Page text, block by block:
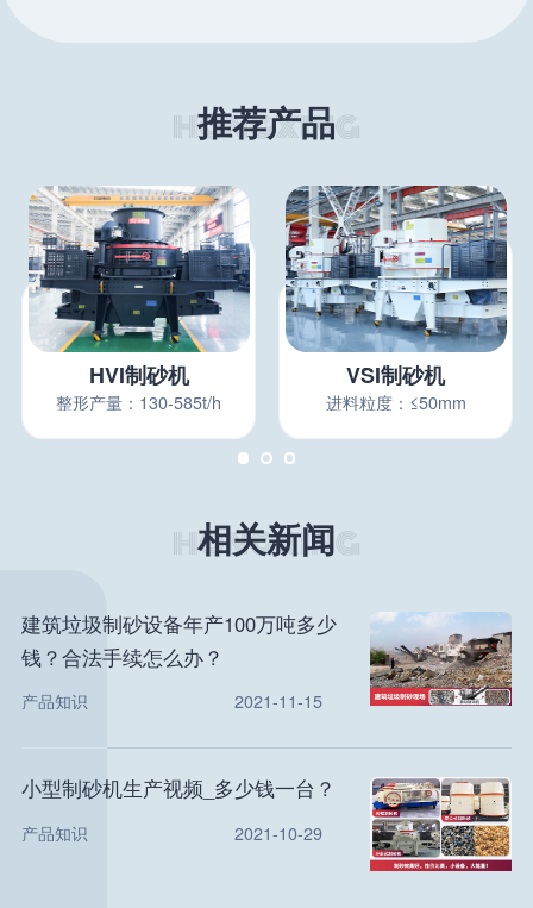
推荐产品
HVI制砂机
整形产量：130-585t/h
VSI制砂机
进料粒度：≤50mm
相关新闻
建筑垃圾制砂设备年产100万吨多少
钱？合法手续怎么办？
产品知识 2021-11-15
小型制砂机生产视频_多少钱一台？
产品知识 2021-10-29